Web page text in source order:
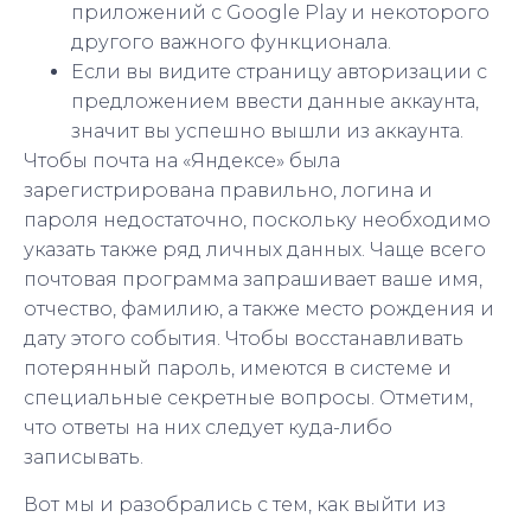
приложений с Google Play и некоторого
другого важного функционала.
Если вы видите страницу авторизации с
предложением ввести данные аккаунта,
значит вы успешно вышли из аккаунта.
Чтобы почта на «Яндексе» была
зарегистрирована правильно, логина и
пароля недостаточно, поскольку необходимо
указать также ряд личных данных. Чаще всего
почтовая программа запрашивает ваше имя,
отчество, фамилию, а также место рождения и
дату этого события. Чтобы восстанавливать
потерянный пароль, имеются в системе и
специальные секретные вопросы. Отметим,
что ответы на них следует куда-либо
записывать.
Вот мы и разобрались с тем, как выйти из